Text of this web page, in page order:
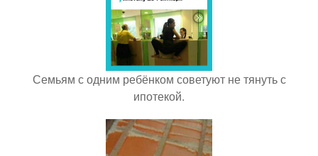
Семьям с одним ребёнком советуют не тянуть с
ипотекой.